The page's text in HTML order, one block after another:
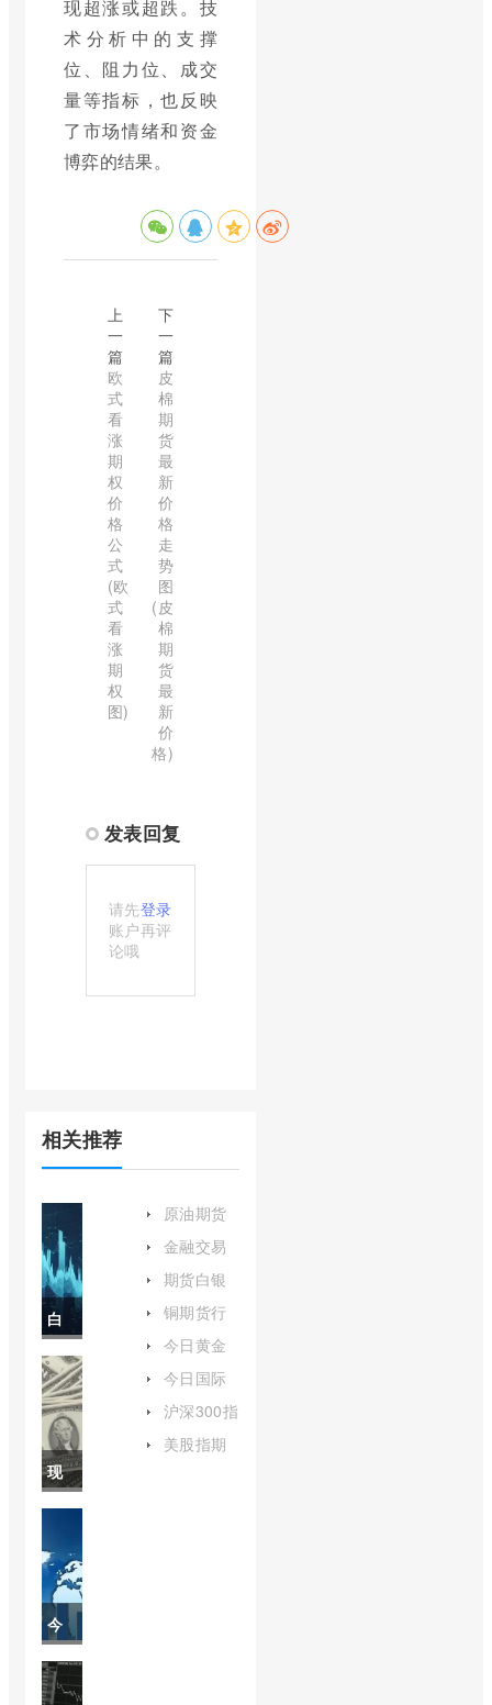
现超涨或超跌。技
术分析中的支撑
位、阻力位、成交
量等指标，也反映
了市场情绪和资金
博弈的结果。
上
一
篇
欧
式
看
涨
期
权
价
格
公
式
(欧
式
看
涨
期
权
图)
下
一
篇
皮
棉
期
货
最
新
价
格
走
势
图
(皮
棉
期
货
最
新
价
格)
发表回复
请先登录
账户再评
论哦
相关推荐
白
银
期
货
价
分
析
银
现
在
股
市
大
盘
今
日
原油期货
价格今日
行情(美国
原油期货
金融交易
所是什么
意思(金融
交易所作
期货白银
夜间交易
时间(白银
期货最新
铜期货行
情实时行
情潍坊峡
山水库(铜
实时行情)
今日黄金
分析(今日
黄金石油
图)
今日国际
原油价格
走势图最
新消息图
沪深300指
数点数(沪
深指数300
美股指期